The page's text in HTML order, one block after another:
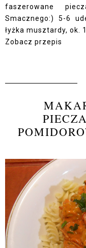
faszerowane
Smacznego:) 5-6
łyżka musztardy, ok.
Zobacz przepis